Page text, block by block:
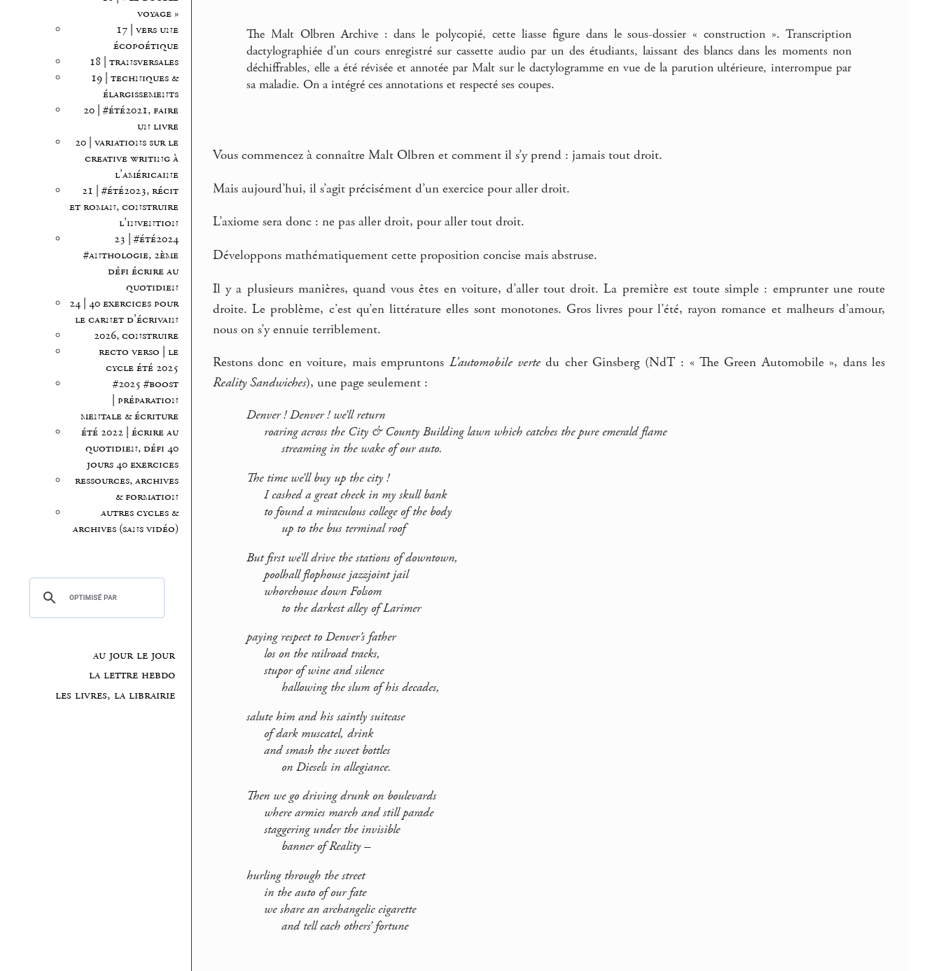
voyage »
17 | vers une
écopoétique
18 | transversales
19 | techniques &
élargissements
20 | #été2021, faire
un livre
20 | variations sur le
creative writing à
l’américaine
21 | #été2023, récit
et roman, construire
l’invention
23 | #été2024
#anthologie, 2ème
défi écrire au
quotidien
24 | 40 exercices pour
le carnet d’écrivain
2026, construire
recto verso | le
cycle été 2025
#2025 #boost
| préparation
mentale & écriture
été 2022 | écrire au
quotidien, défi 40
jours 40 exercices
ressources, archives
& formation
autres cycles &
archives (sans vidéo)
au jour le jour
la lettre hebdo
les livres, la librairie
The Malt Olbren Archive : dans le polycopié, cette liasse figure dans le sous-dossier « construction ». Transcription
dactylographiée d’un cours enregistré sur cassette audio par un des étudiants, laissant des blancs dans les moments non
déchiffrables, elle a été révisée et annotée par Malt sur le dactylogramme en vue de la parution ultérieure, interrompue par
sa maladie. On a intégré ces annotations et respecté ses coupes.
Vous commencez à connaître Malt Olbren et comment il s’y prend : jamais tout droit.
Mais aujourd’hui, il s’agit précisément d’un exercice pour aller droit.
L’axiome sera donc : ne pas aller droit, pour aller tout droit.
Développons mathématiquement cette proposition concise mais abstruse.
Il y a plusieurs manières, quand vous êtes en voiture, d’aller tout droit. La première est toute simple : emprunter une route
droite. Le problème, c’est qu’en littérature elles sont monotones. Gros livres pour l’été, rayon romance et malheurs d’amour,
nous on s’y ennuie terriblement.
Restons donc en voiture, mais empruntons L’automobile vertedu cher Ginsberg (NdT : « The Green Automobile », dans les
Reality Sandwiches), une page seulement :
Denver ! Denver ! we’ll return
roaring across the City & County Building lawn which catches the pure emerald flame
streaming in the wake of our auto.
The time we’ll buy up the city !
I cashed a great check in my skull bank
to found a miraculous college of the body
up to the bus terminal roof
But first we’ll drive the stations of downtown,
poolhall flophouse jazzjoint jail
whorehouse down Folsom
to the darkest alley of Larimer
paying respect to Denver’s father
los on the railroad tracks,
stupor of wine and silence
hallowing the slum of his decades,
salute him and his saintly suitcase
of dark muscatel, drink
and smash the sweet bottles
on Diesels in allegiance.
Then we go driving drunk on boulevards
where armies march and still parade
staggering under the invisible
banner of Reality –
hurling through the street
in the auto of our fate
we share an archangelic cigarette
and tell each others’ fortune